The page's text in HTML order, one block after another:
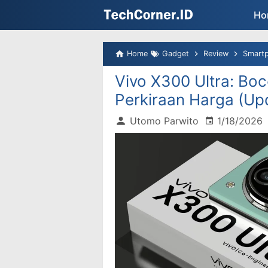
Home Gadget Review
Vivo X300 Ultra:
Perkiraan Harga
Utomo Parwito 1/18/2026